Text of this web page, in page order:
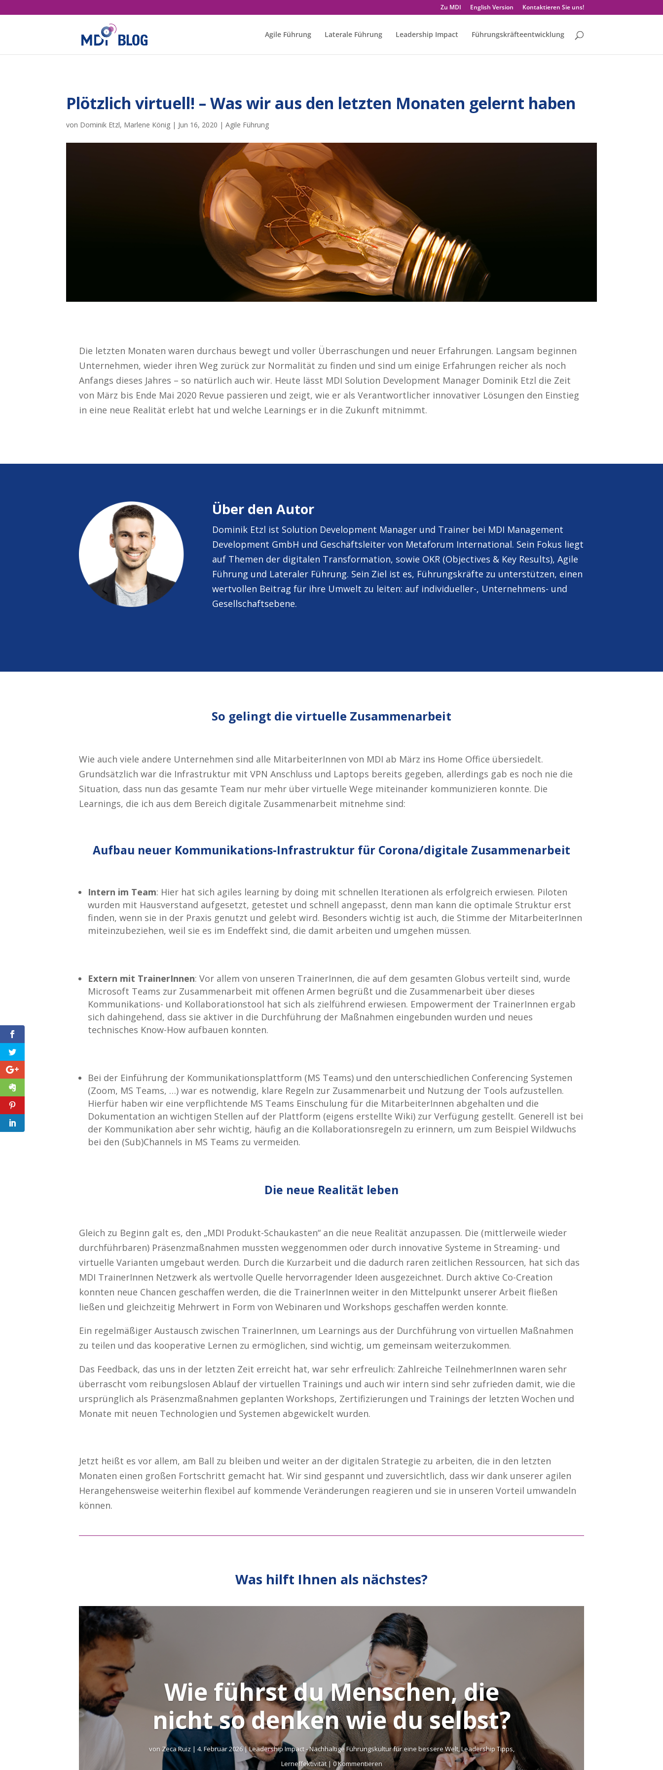
Zu MDI English Version Kontaktieren Sie uns!
Agile Führung Laterale Führung Leadership Impact Führungskräfteentwicklung
Plötzlich virtuell! – Was wir aus den letzten Monaten gelernt haben
von Dominik Etzl, Marlene König | Jun 16, 2020 |Agile Führung
Die letzten Monaten waren durchaus bewegt und voller Überraschungen und neuer Erfahrungen. Langsam beginnen
Unternehmen, wieder ihren Weg zurück zur Normalität zu finden und sind um einige Erfahrungen reicher als noch
Anfangs dieses Jahres – so natürlich auch wir. Heute lässt MDI Solution Development Manager Dominik Etzl die Zeit
von März bis Ende Mai 2020 Revue passieren und zeigt, wie er als Verantwortlicher innovativer Lösungen den Einstieg
in eine neue Realität erlebt hat und welche Learnings er in die Zukunft mitnimmt.
Über den Autor
Dominik Etzl ist Solution Development Manager und Trainer bei MDI Management
Development GmbH und Geschäftsleiter von Metaforum International. Sein Fokus liegt
auf Themen der digitalen Transformation, sowie OKR (Objectives & Key Results), Agile
Führung und Lateraler Führung. Sein Ziel ist es, Führungskräfte zu unterstützen, einen
wertvollen Beitrag für ihre Umwelt zu leiten: auf individueller-, Unternehmens- und
Gesellschaftsebene.
So gelingt die virtuelle Zusammenarbeit
Wie auch viele andere Unternehmen sind alle MitarbeiterInnen von MDI ab März ins Home Office übersiedelt.
Grundsätzlich war die Infrastruktur mit VPN Anschluss und Laptops bereits gegeben, allerdings gab es noch nie die
Situation, dass nun das gesamte Team nur mehr über virtuelle Wege miteinander kommunizieren konnte. Die
Learnings, die ich aus dem Bereich digitale Zusammenarbeit mitnehme sind:
Aufbau neuer Kommunikations-Infrastruktur für Corona/digitale Zusammenarbeit
Intern im Team: Hier hat sich agiles learning by doing mit schnellen Iterationen als erfolgreich erwiesen. Piloten
wurden mit Hausverstand aufgesetzt, getestet und schnell angepasst, denn man kann die optimale Struktur erst
finden, wenn sie in der Praxis genutzt und gelebt wird. Besonders wichtig ist auch, die Stimme der MitarbeiterInnen
miteinzubeziehen, weil sie es im Endeffekt sind, die damit arbeiten und umgehen müssen.
Extern mit TrainerInnen: Vor allem von unseren TrainerInnen, die auf dem gesamten Globus verteilt sind, wurde
Microsoft Teams zur Zusammenarbeit mit offenen Armen begrüßt und die Zusammenarbeit über dieses
Kommunikations- und Kollaborationstool hat sich als zielführend erwiesen. Empowerment der TrainerInnen ergab
sich dahingehend, dass sie aktiver in die Durchführung der Maßnahmen eingebunden wurden und neues
technisches Know-How aufbauen konnten.
Bei der Einführung der Kommunikationsplattform (MS Teams) und den unterschiedlichen Conferencing Systemen
(Zoom, MS Teams, …) war es notwendig, klare Regeln zur Zusammenarbeit und Nutzung der Tools aufzustellen.
Hierfür haben wir eine verpflichtende MS Teams Einschulung für die MitarbeiterInnen abgehalten und die
Dokumentation an wichtigen Stellen auf der Plattform (eigens erstellte Wiki) zur Verfügung gestellt. Generell ist bei
der Kommunikation aber sehr wichtig, häufig an die Kollaborationsregeln zu erinnern, um zum Beispiel Wildwuchs
bei den (Sub)Channels in MS Teams zu vermeiden.
Die neue Realität leben
Gleich zu Beginn galt es, den „MDI Produkt-Schaukasten“ an die neue Realität anzupassen. Die (mittlerweile wieder
durchführbaren) Präsenzmaßnahmen mussten weggenommen oder durch innovative Systeme in Streaming- und
virtuelle Varianten umgebaut werden. Durch die Kurzarbeit und die dadurch raren zeitlichen Ressourcen, hat sich das
MDI TrainerInnen Netzwerk als wertvolle Quelle hervorragender Ideen ausgezeichnet. Durch aktive Co-Creation
konnten neue Chancen geschaffen werden, die die TrainerInnen weiter in den Mittelpunkt unserer Arbeit fließen
ließen und gleichzeitig Mehrwert in Form von Webinaren und Workshops geschaffen werden konnte.
Ein regelmäßiger Austausch zwischen TrainerInnen, um Learnings aus der Durchführung von virtuellen Maßnahmen
zu teilen und das kooperative Lernen zu ermöglichen, sind wichtig, um gemeinsam weiterzukommen.
Das Feedback, das uns in der letzten Zeit erreicht hat, war sehr erfreulich: Zahlreiche TeilnehmerInnen waren sehr
überrascht vom reibungslosen Ablauf der virtuellen Trainings und auch wir intern sind sehr zufrieden damit, wie die
ursprünglich als Präsenzmaßnahmen geplanten Workshops, Zertifizierungen und Trainings der letzten Wochen und
Monate mit neuen Technologien und Systemen abgewickelt wurden.
Jetzt heißt es vor allem, am Ball zu bleiben und weiter an der digitalen Strategie zu arbeiten, die in den letzten
Monaten einen großen Fortschritt gemacht hat. Wir sind gespannt und zuversichtlich, dass wir dank unserer agilen
Herangehensweise weiterhin flexibel auf kommende Veränderungen reagieren und sie in unseren Vorteil umwandeln
können.
Was hilft Ihnen als nächstes?
Wie führst du Menschen, die
nicht so denken wie du selbst?
von Zeca Ruiz | 4. Februar 2026|Leadership Impact - Nachhaltige Führungskultur für eine bessere Welt,Leadership Tipps,
Lerneffektivität| 0 Kommentieren